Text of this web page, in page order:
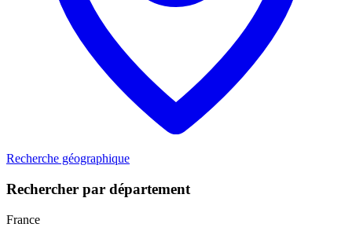
Recherche géographique
Rechercher par département
France